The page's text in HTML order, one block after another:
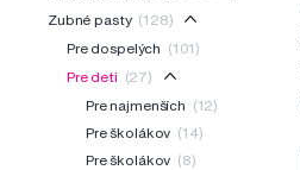
Zubné pasty (128)
Pre dospelých (101)
Pre deti
(27)
Pre najmenších (12)
Pre školákov (14)
Pre školákov (8)